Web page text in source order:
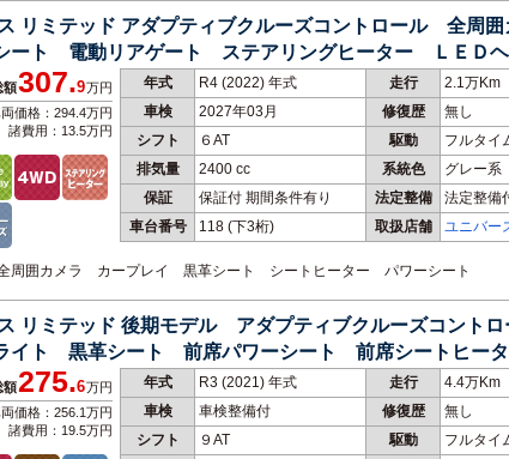
リミテッド アダプティブクルーズコントロール 全
ト 電動リアゲート ステアリングヒーター ＬＥＤ
年式 R4 (2022) 年式 走行
2.1万Km
車検
2027年03月 修復歴
無し
シフト
６AT 駆動
フルタイ
排気量
2400 cc 系統色
グレー系
保証
保証付 期間条件有り 法定整備
法定整備
車台番号
118 (下3桁) 取扱店舗 ユニバー
額307.9万円
価格：294.4万円
諸費用：13.5万円
周囲カメラ カープレイ 黒革シート シートヒーター パワーシート
リミテッド 後期モデル アダプティブクルーズコント
イト 黒革シート 前席パワーシート 前席シートヒー
年式 R3 (2021) 年式 走行
4.4万Km
車検
車検整備付 修復歴
無し
シフト
９AT 駆動
フルタイ
額275.6万円
価格：256.1万円
諸費用：19.5万円